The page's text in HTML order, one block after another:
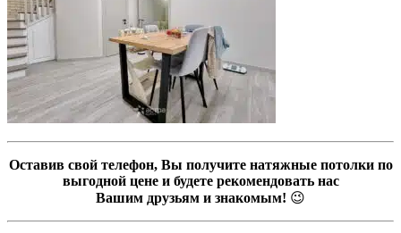
Оставив свой телефон, Вы получите натяжные потолки по
выгодной цене и будете рекомендовать нас
Вашим друзьям и знакомым! 😉